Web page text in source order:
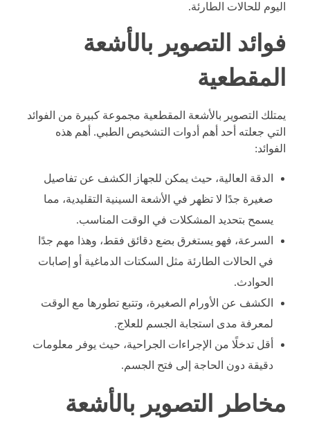
اليوم للحالات الطارئة.
فوائد التصوير بالأشعة
المقطعية
يمتلك التصوير بالأشعة المقطعية مجموعة كبيرة من الفوائد
التي جعلته أحد أهم أدوات التشخيص الطبي. أهم هذه
الفوائد:
الدقة العالية، حيث يمكن للجهاز الكشف عن تفاصيل
صغيرة جدًا لا تظهر في الأشعة السينية التقليدية، مما
يسمح بتحديد المشكلات في الوقت المناسب.
السرعة، فهو يستغرق بضع دقائق فقط، وهذا مهم جدًا
في الحالات الطارئة مثل السكتات الدماغية أو إصابات
الحوادث.
الكشف عن الأورام الصغيرة، وتتبع تطورها مع الوقت
لمعرفة مدى استجابة الجسم للعلاج.
أقل تدخلًا من الإجراءات الجراحية، حيث يوفر معلومات
دقيقة دون الحاجة إلى فتح الجسم.
مخاطر التصوير بالأشعة